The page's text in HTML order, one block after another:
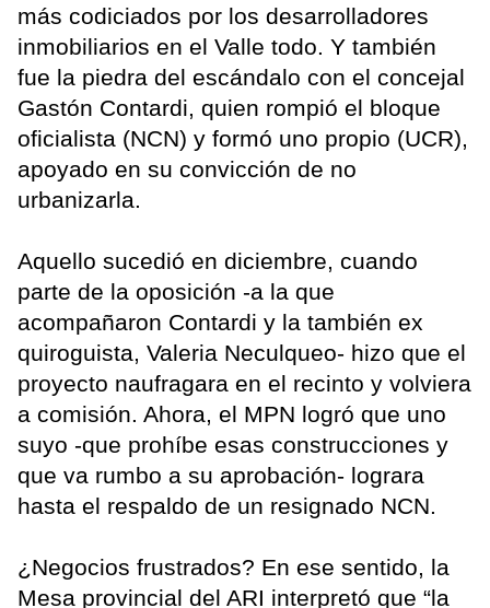
más codiciados por los desarrolladores
inmobiliarios en el Valle todo. Y también
fue la piedra del escándalo con el concejal
Gastón Contardi, quien rompió el bloque
oficialista (NCN) y formó uno propio (UCR),
apoyado en su convicción de no
urbanizarla.
Aquello sucedió en diciembre, cuando
parte de la oposición -a la que
acompañaron Contardi y la también ex
quiroguista, Valeria Neculqueo- hizo que el
proyecto naufragara en el recinto y volviera
a comisión. Ahora, el MPN logró que uno
suyo -que prohíbe esas construcciones y
que va rumbo a su aprobación- lograra
hasta el respaldo de un resignado NCN.
¿Negocios frustrados? En ese sentido, la
Mesa provincial del ARI interpretó que “la